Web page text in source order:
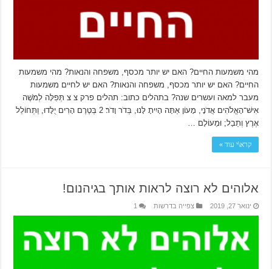
מהי משמעות החיים? האם יש יותר מכסף, משפחה והנאות? מהי משמעות
החיים? האם יש יותר מכסף, משפחה והנאות? האם יש לחיים משמעות
מעבר למאה ועשרים שנה? בתהלים כתוב: תהלים פרק צ צ תְּפִלָּה לְמֹשֶׁה
אִישׁ־הָאֱלֹהִים אֲדֹנָי, מָעוֹן אַתָּה הָיִיתָ לָּנוּ, בְּדֹר וָדֹר׃ 2 בְּטֶרֶם הָרִים יֻלָּדוּ, וַתְּחוֹלֵל
אֶרֶץ וְתֵבֵל; וּמֵעוֹלָם …
קרא\י עוד »
אלוהים לא רוצה לראות אותך בגיהנום!
ינואר 27, 2019 צפייה בדרשות 1